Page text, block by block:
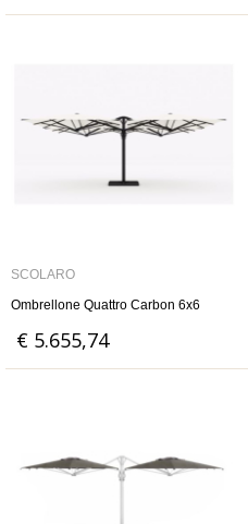
SCOLARO
Ombrellone Quattro Carbon 6x6
€ 5.655,74